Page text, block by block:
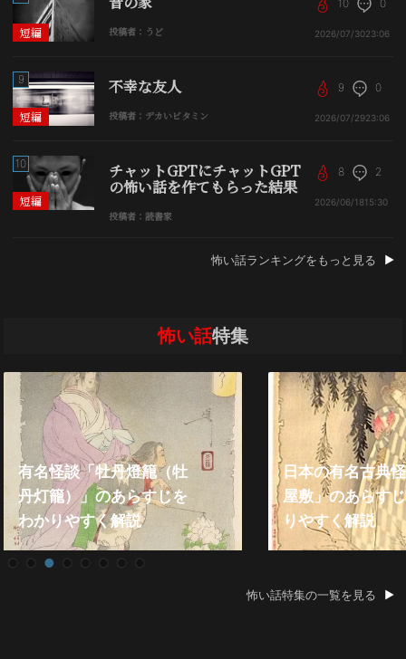
短編 投稿者：うど
10 0
2026/07/3023:06
短編
9 不幸な友人
投稿者：デカいビタミン
9 0
2026/07/2923:06
短編
10 チャットGPTにチャットGPT
の怖い話を作てもらった結果
投稿者：読書家
8 2
2026/06/1815:30
怖い話ランキングをもっと見る
怖い話特集
日本の有名古典怪談「皿
屋敷」のあらすじをわか
りやすく解説
2021年『殿堂入
い話』総まとめ
怖い話特集の一覧を見る